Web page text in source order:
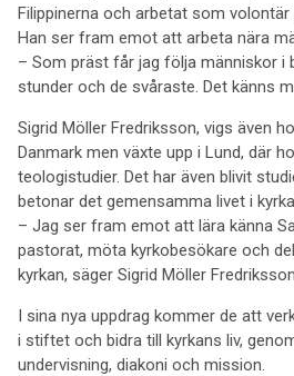
Filippinerna och arbetat som
Han ser fram emot att arbeta nära
– Som präst får jag följa människor i
stunder och de svåraste. Det känns
Sigrid Möller Fredriksson, vigs även
Danmark men växte upp i Lund, där
teologistudier. Det har även blivit
betonar det gemensamma livet i
– Jag ser fram emot att lära känna
pastorat, möta kyrkobesökare och
kyrkan, säger Sigrid Möller
I sina nya uppdrag kommer de att
i stiftet och bidra till kyrkans liv,
undervisning, diakoni och mission.